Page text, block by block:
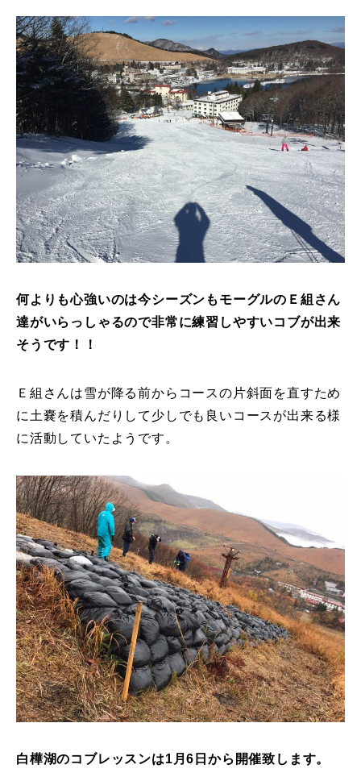
中級1
中級2
特別講座
PV
講師から選ぶ Instructor
インストラクター募集
インストラクター一覧
コブレッスン参加のお客様の声 Review
レッスン内容について
お申し込みについて
動画で学ぶ Movie
最新レッスン動画
レッスン動画一覧
Online Store
コブ斜面の滑り方解説動画
Movie
無料プレゼント動画
何よりも心強いのは今シーズンもモーグルのＥ組さん
達がいらっしゃるので非常に練習しやすいコブが出来
そうです！！
Ｅ組さんは雪が降る前からコースの片斜面を直すため
に土嚢を積んだりして少しでも良いコースが出来る様
に活動していたようです。
白樺湖のコブレッスンは1月6日から開催致します。